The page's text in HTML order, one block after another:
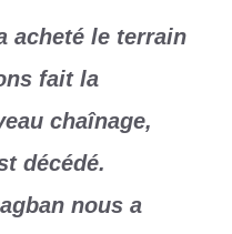
acheté le terrain
fait la
chaînage,
décédé.
nous a